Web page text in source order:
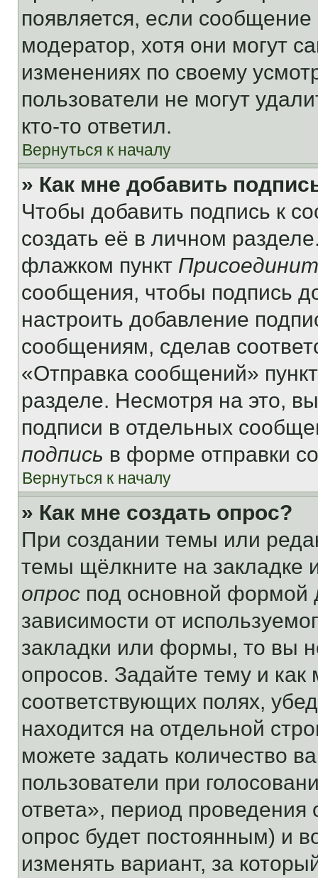
появляется, если
модератор, хотя они могут
изменениях по своему
пользователи не могут
кто-то ответил.
Вернуться к началу
» Как мне добавить
Чтобы добавить подпись к
создать её в личном
флажком пункт
сообщения, чтобы подпись
настроить добавление
сообщениям, сделав
«Отправка сообщений»
разделе. Несмотря на это,
подписи в отдельных
подпись в форме отправки
Вернуться к началу
» Как мне создать опрос?
При создании темы или
темы щёлкните на
опрос под основной формой
зависимости от
закладки или формы, то вы
опросов. Задайте тему и
соответствующих полях,
находится на отдельной
можете задать количество
пользователи при
ответа», период проведения
опрос будет постоянным) и
изменять вариант, за